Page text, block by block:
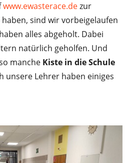
www.ewasterace.dezur
sind wir vorbeigelaufen
alles abgeholt. Dabei
natürlich geholfen. Und
manche Kiste in die Schule
unsere Lehrer haben einiges